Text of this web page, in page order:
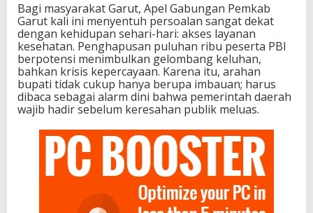
Bagi masyarakat Garut, Apel Gabungan Pemkab
Garut kali ini menyentuh persoalan sangat dekat
dengan kehidupan sehari-hari: akses layanan
kesehatan. Penghapusan puluhan ribu peserta PBI
berpotensi menimbulkan gelombang keluhan,
bahkan krisis kepercayaan. Karena itu, arahan
bupati tidak cukup hanya berupa imbauan; harus
dibaca sebagai alarm dini bahwa pemerintah daerah
wajib hadir sebelum keresahan publik meluas.